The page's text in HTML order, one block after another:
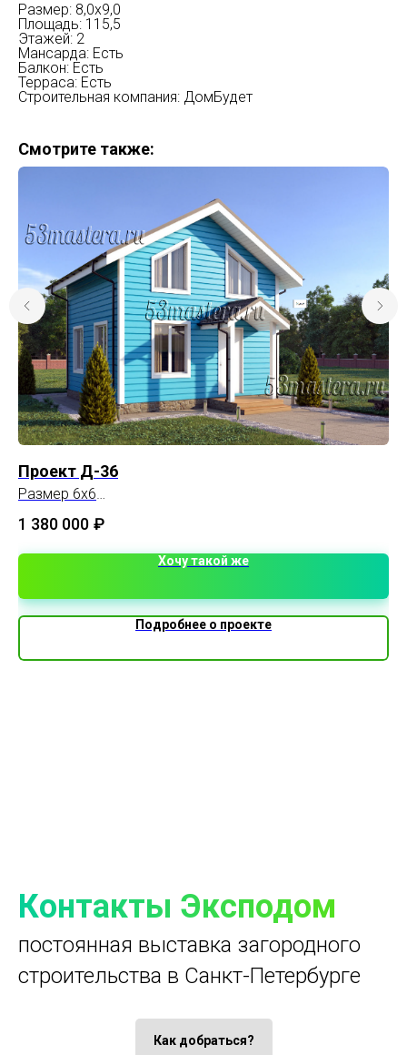
Размер: 8,0x9,0
Площадь: 115,5
Этажей: 2
Мансарда: Есть
Балкон: Есть
Терраса: Есть
Строительная компания: ДомБудет
Смотрите также:
Проект Д-36
Размер 6х6
1 380 000 ₽
Хочу такой же
Подробнее о проекте
Контакты Эксподом
постоянная выставка загородного
строительства в Санкт-Петербурге
Как добраться?